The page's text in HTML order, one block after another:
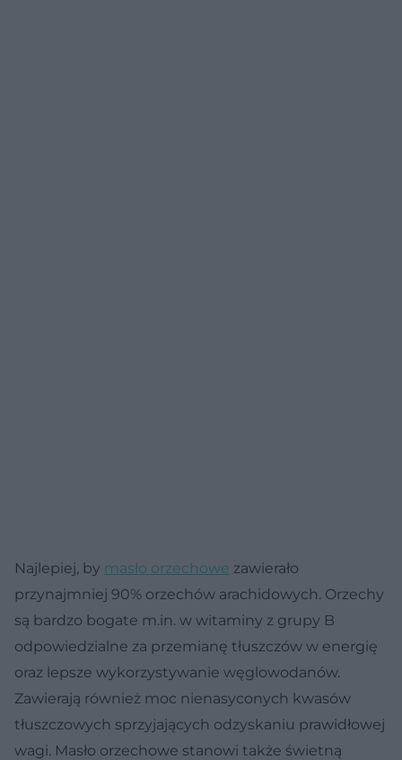
Najlepiej, by masło orzechowe zawierało
przynajmniej 90% orzechów arachidowych. Orzechy
są bardzo bogate m.in. w witaminy z grupy B
odpowiedzialne za przemianę tłuszczów w energię
oraz lepsze wykorzystywanie węglowodanów.
Zawierają również moc nienasyconych kwasów
tłuszczowych sprzyjających odzyskaniu prawidłowej
wagi. Masło orzechowe stanowi także świetną